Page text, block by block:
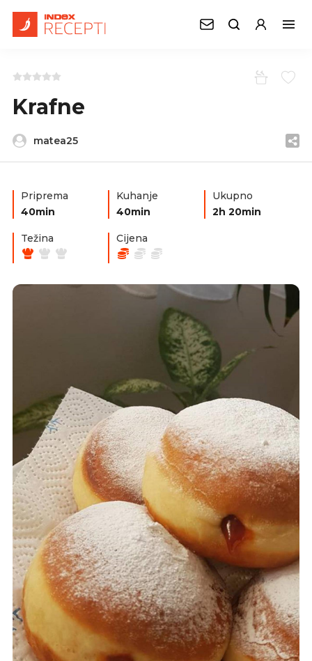
Krafne
matea25
Priprema
40min
Kuhanje
40min
Ukupno
2h 20min
Težina Cijena